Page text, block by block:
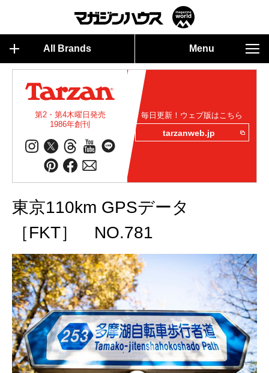
All Brands Menu
第2・第4木曜日発売
1986年創刊
毎日更新！ウェブ版はこちら
tarzanweb.jp
東京110km GPSデータ
［FKT］ NO.781